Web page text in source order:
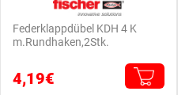
Federklappdübel KDH 4 K
m.Rundhaken,2Stk.
4,19€